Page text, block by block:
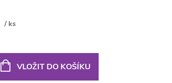
/ ks
VLOŽIT DO KOŠÍKU